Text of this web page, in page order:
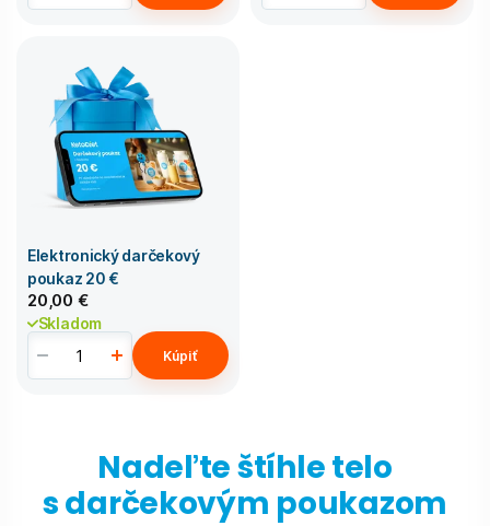
Elektronický darčekový
poukaz 20 €
20,00 €
Skladom
Kúpiť
Nadeľte štíhle telo
s darčekovým poukazom